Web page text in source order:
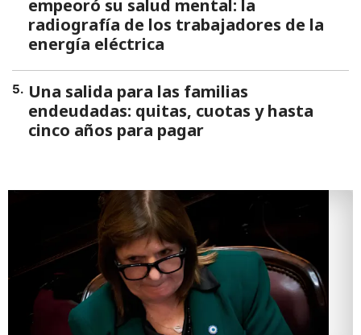
empeoró su salud mental: la
radiografía de los trabajadores de la
energía eléctrica
5. Una salida para las familias
endeudadas: quitas, cuotas y hasta
cinco años para pagar